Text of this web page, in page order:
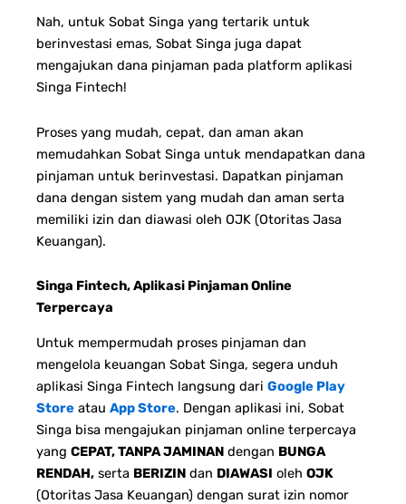
Nah, untuk Sobat Singa yang tertarik untuk
berinvestasi emas, Sobat Singa juga dapat
mengajukan dana pinjaman pada platform aplikasi
Singa Fintech!
Proses yang mudah, cepat, dan aman akan
memudahkan Sobat Singa untuk mendapatkan dana
pinjaman untuk berinvestasi. Dapatkan pinjaman
dana dengan sistem yang mudah dan aman serta
memiliki izin dan diawasi oleh OJK (Otoritas Jasa
Keuangan).
Singa Fintech, Aplikasi Pinjaman Online
Terpercaya
Untuk mempermudah proses pinjaman dan
mengelola keuangan Sobat Singa, segera unduh
aplikasi Singa Fintech langsung dari Google Play
Store atau App Store. Dengan aplikasi ini, Sobat
Singa bisa mengajukan pinjaman online terpercaya
yang CEPAT, TANPA JAMINAN dengan BUNGA
RENDAH, serta BERIZIN dan DIAWASI oleh OJK
(Otoritas Jasa Keuangan) dengan surat izin nomor